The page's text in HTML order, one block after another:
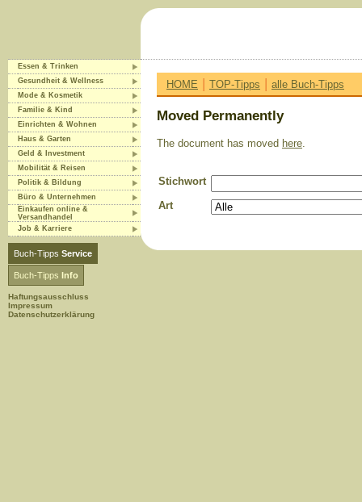
Essen & Trinken
Gesundheit & Wellness
Mode & Kosmetik
Familie & Kind
Einrichten & Wohnen
Haus & Garten
Geld & Investment
Mobilität & Reisen
Politik & Bildung
Büro & Unternehmen
Einkaufen online &
Versandhandel
Job & Karriere
Buch-Tipps Service
Buch-Tipps Info
Haftungsausschluss
Impressum
Datenschutzerklärung
HOME | TOP-Tipps | alle Buch-Tipps
Moved Permanently
The document has moved here.
Stichwort
Art